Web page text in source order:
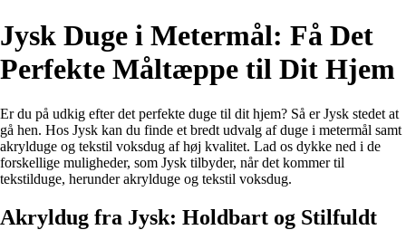
Jysk Duge i Metermål: Få Det
Perfekte Måltæppe til Dit Hjem
Er du på udkig efter det perfekte duge til dit hjem? Så er Jysk stedet at
gå hen. Hos Jysk kan du finde et bredt udvalg af duge i metermål samt
akrylduge og tekstil voksdug af høj kvalitet. Lad os dykke ned i de
forskellige muligheder, som Jysk tilbyder, når det kommer til
tekstilduge, herunder akrylduge og tekstil voksdug.
Akryldug fra Jysk: Holdbart og Stilfuldt